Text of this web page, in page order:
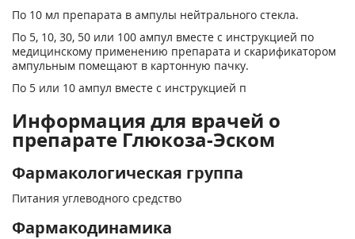
По 10 мл препарата в ампулы нейтрального стекла.
По 5, 10, 30, 50 или 100 ампул вместе с инструкцией по
медицинскому применению препарата и скарификатором
ампульным помещают в картонную пачку.
По 5 или 10 ампул вместе с инструкцией п
Информация для врачей о
препарате Глюкоза-Эском
Фармакологическая группа
Питания углеводного средство
Фармакодинамика